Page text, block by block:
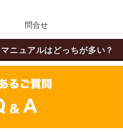
問合せ
ニュアルはどっちが多い？